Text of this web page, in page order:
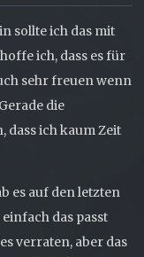
sollte ich das mit
ich, dass es für
sehr freuen wenn
die
dass ich kaum Zeit
es auf den letzten
das passt
verraten, aber das